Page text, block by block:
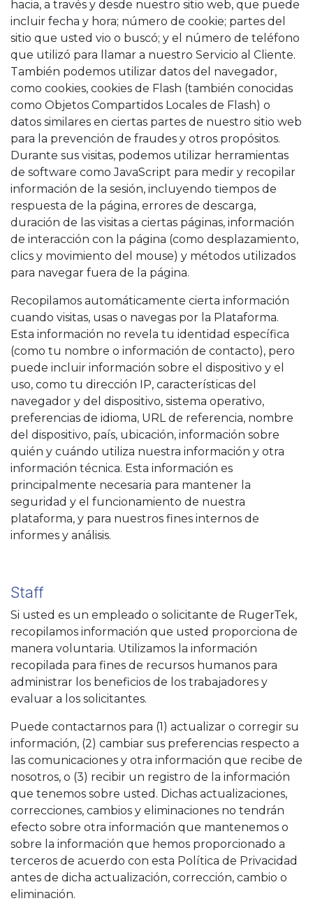
hacia, a través y desde nuestro sitio web, que puede
incluir fecha y hora; número de cookie; partes del
sitio que usted vio o buscó; y el número de teléfono
que utilizó para llamar a nuestro Servicio al Cliente.
También podemos utilizar datos del navegador,
como cookies, cookies de Flash (también conocidas
como Objetos Compartidos Locales de Flash) o
datos similares en ciertas partes de nuestro sitio web
para la prevención de fraudes y otros propósitos.
Durante sus visitas, podemos utilizar herramientas
de software como JavaScript para medir y recopilar
información de la sesión, incluyendo tiempos de
respuesta de la página, errores de descarga,
duración de las visitas a ciertas páginas, información
de interacción con la página (como desplazamiento,
clics y movimiento del mouse) y métodos utilizados
para navegar fuera de la página.
Recopilamos automáticamente cierta información
cuando visitas, usas o navegas por la Plataforma.
Esta información no revela tu identidad específica
(como tu nombre o información de contacto), pero
puede incluir información sobre el dispositivo y el
uso, como tu dirección IP, características del
navegador y del dispositivo, sistema operativo,
preferencias de idioma, URL de referencia, nombre
del dispositivo, país, ubicación, información sobre
quién y cuándo utiliza nuestra información y otra
información técnica. Esta información es
principalmente necesaria para mantener la
seguridad y el funcionamiento de nuestra
plataforma, y para nuestros fines internos de
informes y análisis.
Staff
Si usted es un empleado o solicitante de RugerTek,
recopilamos información que usted proporciona de
manera voluntaria. Utilizamos la información
recopilada para fines de recursos humanos para
administrar los beneficios de los trabajadores y
evaluar a los solicitantes.
Puede contactarnos para (1) actualizar o corregir su
información, (2) cambiar sus preferencias respecto a
las comunicaciones y otra información que recibe de
nosotros, o (3) recibir un registro de la información
que tenemos sobre usted. Dichas actualizaciones,
correcciones, cambios y eliminaciones no tendrán
efecto sobre otra información que mantenemos o
sobre la información que hemos proporcionado a
terceros de acuerdo con esta Política de Privacidad
antes de dicha actualización, corrección, cambio o
eliminación.